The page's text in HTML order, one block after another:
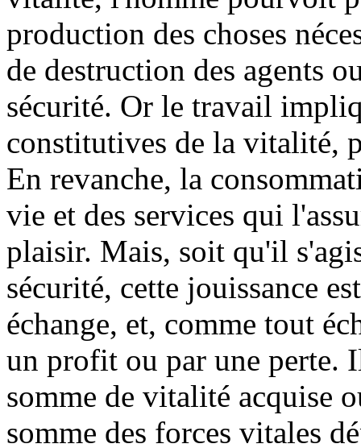
production des choses
de destruction des agents
sécurité. Or le travail
constitutives de la vitalité,
En revanche, la
vie et des services qui
plaisir. Mais, soit qu'il
sécurité, cette jouissance
échange, et, comme tout
un profit ou par une perte.
somme de vitalité acquise
somme des forces vitales